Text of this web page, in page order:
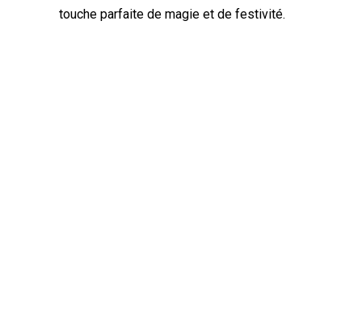
touche parfaite de magie et de festivité.